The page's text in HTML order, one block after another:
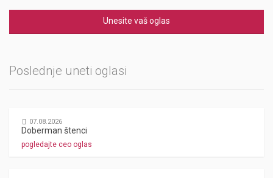
Unesite vaš oglas
Poslednje uneti oglasi
07.08.2026
Doberman štenci
pogledajte ceo oglas